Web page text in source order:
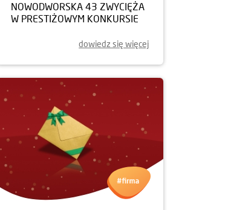
NOWODWORSKA 43 ZWYCIĘŻA
W PRESTIŻOWYM KONKURSIE
dowiedz się więcej